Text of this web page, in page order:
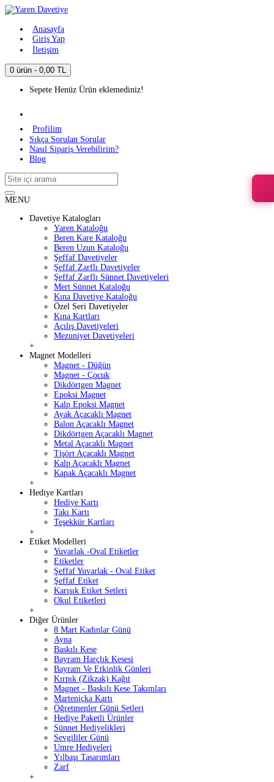
Anasayfa
Giriş Yap
İletişim
0 ürün - 0,00 TL
Sepete Henüz Ürün eklemediniz!
Profilim
Sıkça Sorulan Sorular
Nasıl Sipariş Verebilirim?
Blog
MENU
Davetiye Katalogları
Yaren Kataloğu
Beren Kare Kataloğu
Beren Uzun Kataloğu
Şeffaf Davetiyeler
Şeffaf Zarflı Davetiyeler
Şeffaf Zarflı Sünnet Davetiyeleri
Mert Sünnet Kataloğu
Kına Davetiye Kataloğu
Özel Seri Davetiyeler
Kına Kartları
Açılış Davetiyeleri
Mezuniyet Davetiyeleri
+
Magnet Modelleri
Magnet - Düğün
Magnet - Çocuk
Dikdörtgen Magnet
Epoksi Magnet
Kalp Epoksi Magnet
Ayak Açacaklı Magnet
Balon Açacaklı Magnet
Dikdörtgen Açacaklı Magnet
Metal Açacaklı Magnet
Tişört Açacaklı Magnet
Kalp Açacaklı Magnet
Kapak Açacaklı Magnet
+
Hediye Kartları
Hediye Kartı
Takı Kartı
Teşekkür Kartları
+
Etiket Modelleri
Yuvarlak -Oval Etiketler
Etiketler
Şeffaf Yuvarlak - Oval Etiket
Şeffaf Etiket
Karışık Etiket Setleri
Okul Etiketleri
+
Diğer Ürünler
8 Mart Kadınlar Günü
Ayna
Baskılı Kese
Bayram Harçlık Kesesi
Bayram Ve Etkinlik Günleri
Kırpık (Zikzak) Kağıt
Magnet - Baskılı Kese Takımları
Marteniçka Kartı
Öğretmenler Günü Setleri
Hediye Paketli Ürünler
Sünnet Hediyelikleri
Sevgililer Günü
Umre Hediyeleri
Yılbaşı Tasarımları
Zarf
+